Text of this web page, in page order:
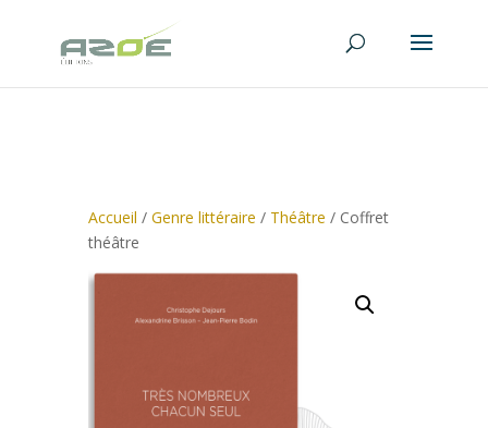
Accueil / Genre littéraire / Théâtre / Coffret
théâtre